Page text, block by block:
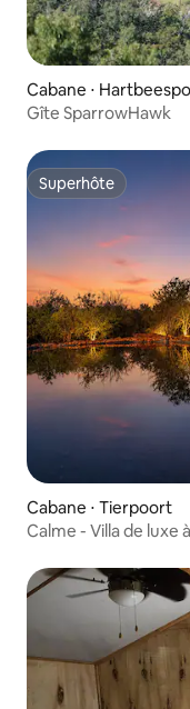
Cabane ⋅
Gîte SparrowHawk
Superhôte
Superhôte
Cabane ⋅ Tierpoort
Calme - Villa de luxe